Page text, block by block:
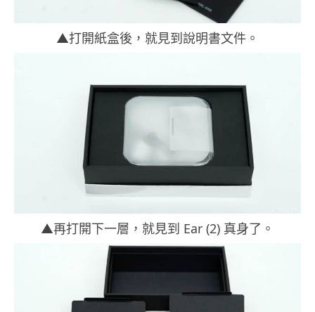
▲打開紙盒後，就見到說明書文件。
▲再打開下一層，就見到 Ear (2) 真身了。